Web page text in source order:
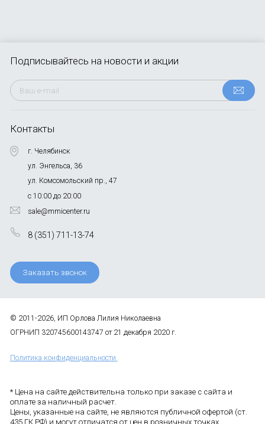
Контакты
г. Челябинск
ул. Энгельса, 36
ул. Комсомольский пр., 47
с 10:00 до 20:00
sale@mmicenter.ru
8 (351) 711-13-74
Заказать звонок
Подписывайтесь на новости и акции
© 2011-2026, ИП Орлова Лилия Николаевна
ОГРНИП 320745600143747 от 21 декабря 2020 г.
Политика конфиденциальности
* Цена на сайте действительна только при заказе с сайта и
оплате за наличный расчет.
Цены, указанные на сайте, не являются публичной офертой (ст.
435 ГК РФ) и могут отличатся от цен в розничных точках.